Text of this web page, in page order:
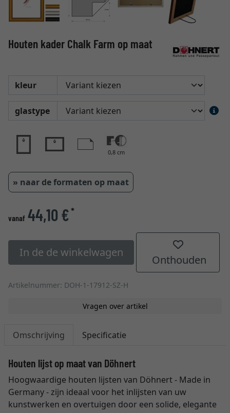
Houten kader Chalk Farm op maat
kleur
glastype
0,8 cm
» naar de formaten op maat
vanaf 44,10 €*
In de de winkelwagen
Onthouden
Artikelnummer: DOH-1-17912-SZ-H
Vragen over artikel
Omschrijving Specificatie
Houten lijst op maat van Döhnert
Hoogwaardige houten lijsten van Döhnert - Made in
Germany - zijn ideaal voor het inlijsten van uw
kunstwerken en overtuigen door een solide, elegante